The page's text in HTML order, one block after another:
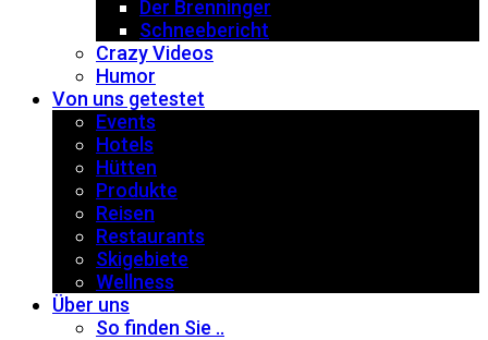
Der Brenninger
Schneebericht
Crazy Videos
Humor
Von uns getestet
Events
Hotels
Hütten
Produkte
Reisen
Restaurants
Skigebiete
Wellness
Über uns
So finden Sie ..